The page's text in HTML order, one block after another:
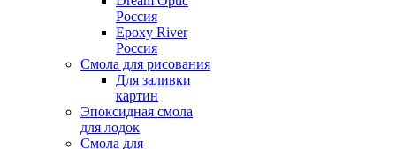
Россия
Epoxy River
Россия
Смола для рисования
Для заливки
картин
Эпоксидная смола
для лодок
Смола для